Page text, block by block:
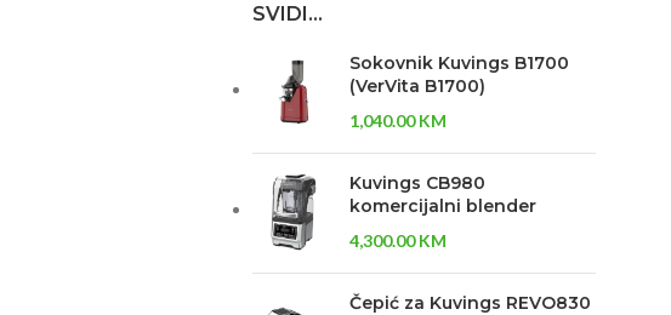
SVIDI…
Sokovnik Kuvings B1700
(VerVita B1700)
1,040.00KM
Kuvings CB980
komercijalni blender
4,300.00KM
Čepić za Kuvings REVO830